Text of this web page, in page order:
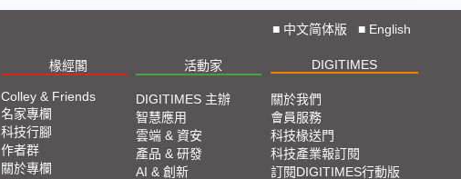
2025 SEMICON展會直擊
🔥2025 COMPUTEX 展場直擊！🔥AI應用全面進
■ 中文简体版 ■ English
椽經閣 活動家 DIGITIMES
Colley & Friends
名家專欄
科技行腳
作者群
關於專欄
DIGITIMES 主辦
智慧應用
雲端 & 資安
產品 & 研發
AI & 創新
關於我們
會員服務
科技椽送門
科技產業報訂閱
訂閱DIGITIMES行動版